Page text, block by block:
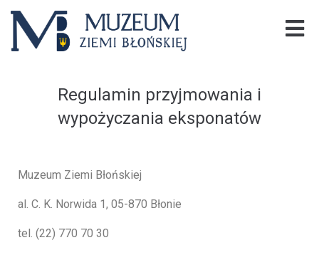
Regulamin przyjmowania i
wypożyczania eksponatów
Muzeum Ziemi Błońskiej
al. C. K. Norwida 1, 05-870 Błonie
tel. (22) 770 70 30